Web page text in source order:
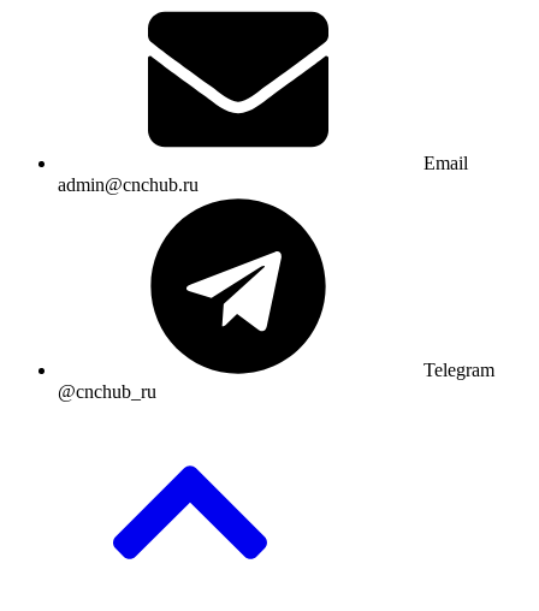
Email
admin@cnchub.ru
Telegram
@cnchub_ru